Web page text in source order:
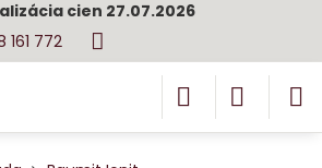
cien 27.07.2026
772